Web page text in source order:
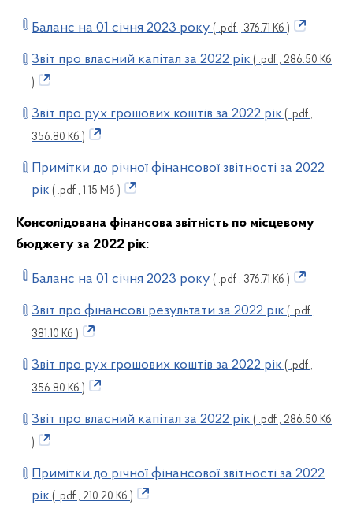
Баланс на 01 січня 2023 року ( .pdf , 376.71 Кб )
Звіт про власний капітал за 2022 рік ( .pdf , 286.50 Кб
)
Звіт про рух грошових коштів за 2022 рік ( .pdf ,
356.80 Кб )
Примітки до річної фінансової звітності за 2022
рік ( .pdf , 1.15 Мб )
Консолідована фінансова звітність по місцевому
бюджету за 2022 рік:
Баланс на 01 січня 2023 року ( .pdf , 376.71 Кб )
Звіт про фінансові результати за 2022 рік ( .pdf ,
381.10 Кб )
Звіт про рух грошових коштів за 2022 рік ( .pdf ,
356.80 Кб )
Звіт про власний капітал за 2022 рік ( .pdf , 286.50 Кб
)
Примітки до річної фінансової звітності за 2022
рік ( .pdf , 210.20 Кб )